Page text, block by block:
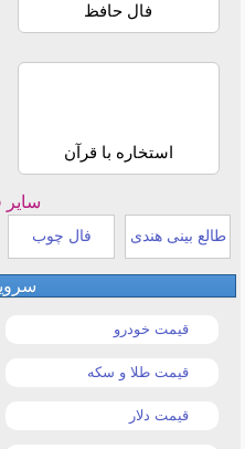
فال حافظ
استخاره با قرآن
سایر
طالع بینی هندی فال چوب
قیمت خودرو
قیمت طلا و سکه
قیمت دلار